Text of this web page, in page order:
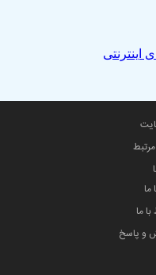
ما
با ما
و پاسخ